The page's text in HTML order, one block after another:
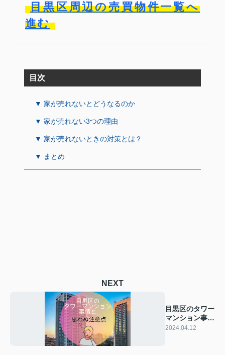
目黒区周辺の売買物件一覧へ
進む
目次
▼ 家が売れないとどうなるのか
▼ 家が売れない3つの理由
▼ 家が売れないときの対策とは？
▼ まとめ
NEXT
目黒区のタワー
マンション事情
と思わぬ注意点
2024.04.12